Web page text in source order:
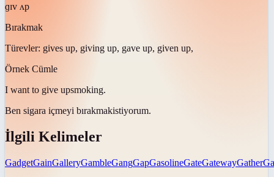
ɡɪv ʌp
Bırakmak
Türevler: gives up, giving up, gave up, given up,
Örnek Cümle
I want to give upsmoking.
Ben sigara içmeyi bırakmakistiyorum.
İlgili Kelimeler
GadgetGainGalleryGambleGangGapGasolineGateGatewayGather